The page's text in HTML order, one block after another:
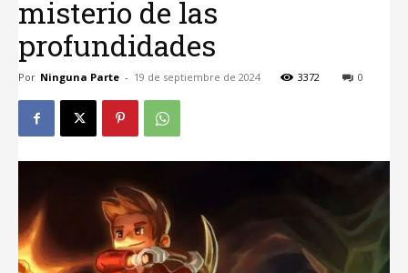
misterio de las
profundidades
Por Ninguna Parte - 19 de septiembre de 2024 3372 0